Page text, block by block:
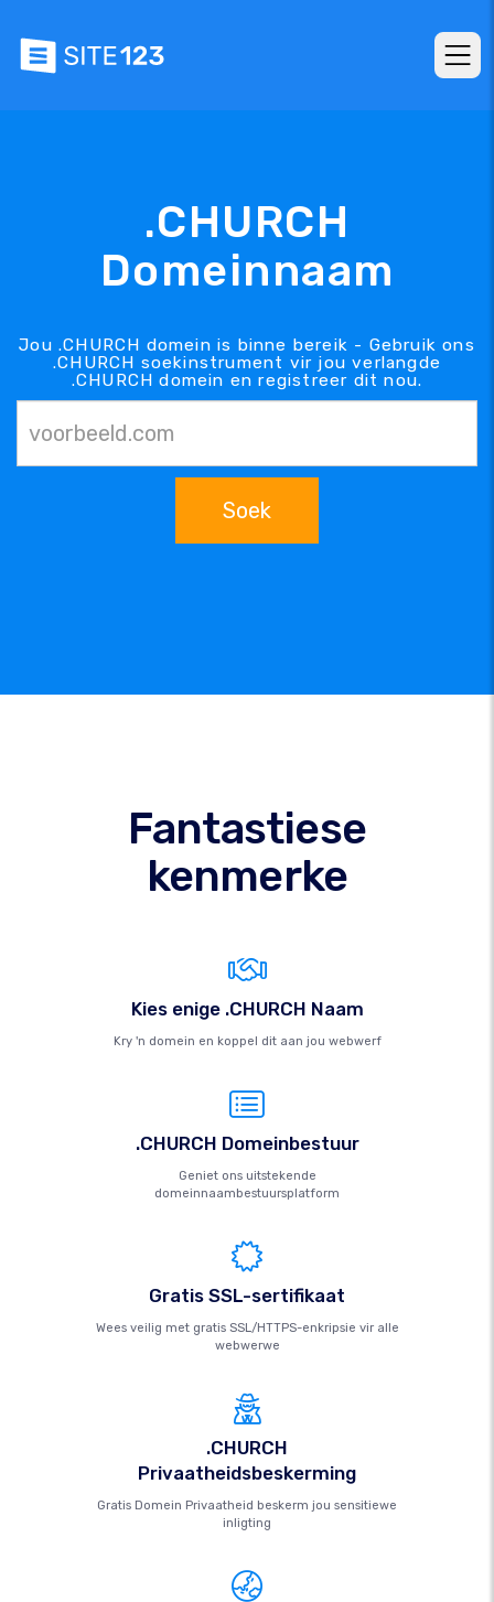
.CHURCH
Domeinnaam
Jou .CHURCH domein is binne bereik - Gebruik ons
.CHURCH soekinstrument vir jou verlangde
.CHURCH domein en registreer dit nou.
Soek
Fantastiese
kenmerke
Kies enige .CHURCH Naam
Kry 'n domein en koppel dit aan jou webwerf
.CHURCH Domeinbestuur
Geniet ons uitstekende
domeinnaambestuursplatform
Gratis SSL-sertifikaat
Wees veilig met gratis SSL/HTTPS-enkripsie vir alle
webwerwe
.CHURCH
Privaatheidsbeskerming
Gratis Domein Privaatheid beskerm jou sensitiewe
inligting